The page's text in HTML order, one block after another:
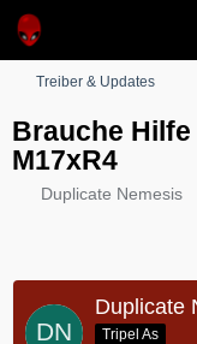
Treiber & Updates
Brauche
M17xR4
Duplicate Nemesis
Duplicate
Tripel As